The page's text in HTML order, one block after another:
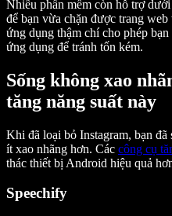
Nhiều phần mềm còn hỗ trợ
để bạn vừa chặn được trang
ứng dụng thậm chí cho phép
ứng dụng để tránh tốn kém.
Sống không xao
tăng năng suất này
Khi đã loại bỏ Instagram, bạn
ít xao nhãng hơn. Các công cụ
thác thiết bị Android hiệu quả
Speechify